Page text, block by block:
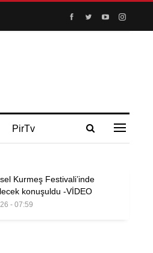
PirTv
Kurmeş Festivali’inde
konuşuldu -VİDEO
- 07:59